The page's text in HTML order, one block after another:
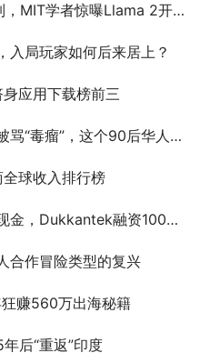
源能造毁灭人类病毒！AI大佬激烈对线战火持续
入局玩家如何后来居上？
应用下载榜前三
人团队主导开发的“AI选秀”产品什么来头？
球收入排行榜
1000万美元，Aramex 快递收入疲软……
合作冒险类型的复兴
赚560万出海秘籍
后“重返”印度